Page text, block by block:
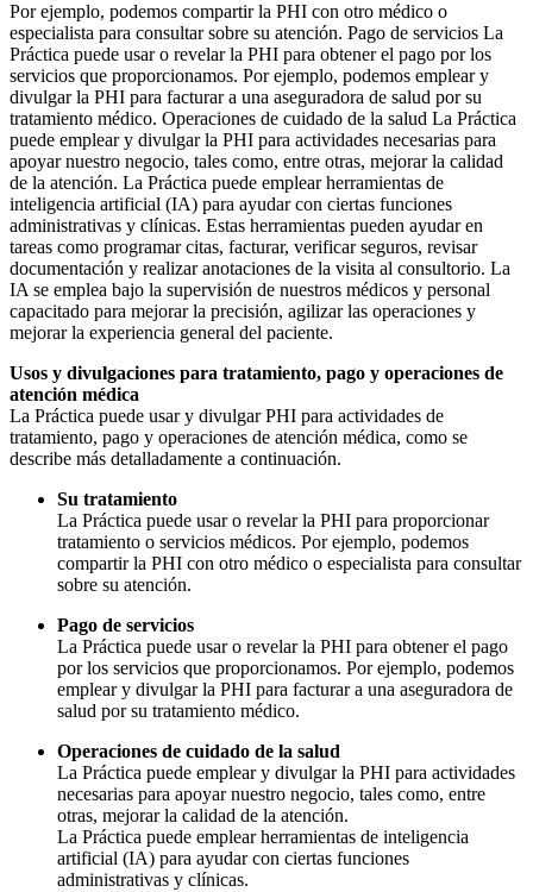
Por ejemplo, podemos compartir la PHI con otro médico o
especialista para consultar sobre su atención. Pago de servicios La
Práctica puede usar o revelar la PHI para obtener el pago por los
servicios que proporcionamos. Por ejemplo, podemos emplear y
divulgar la PHI para facturar a una aseguradora de salud por su
tratamiento médico. Operaciones de cuidado de la salud La Práctica
puede emplear y divulgar la PHI para actividades necesarias para
apoyar nuestro negocio, tales como, entre otras, mejorar la calidad
de la atención. La Práctica puede emplear herramientas de
inteligencia artificial (IA) para ayudar con ciertas funciones
administrativas y clínicas. Estas herramientas pueden ayudar en
tareas como programar citas, facturar, verificar seguros, revisar
documentación y realizar anotaciones de la visita al consultorio. La
IA se emplea bajo la supervisión de nuestros médicos y personal
capacitado para mejorar la precisión, agilizar las operaciones y
mejorar la experiencia general del paciente.
Usos y divulgaciones para tratamiento, pago y operaciones de
atención médica
La Práctica puede usar y divulgar PHI para actividades de
tratamiento, pago y operaciones de atención médica, como se
describe más detalladamente a continuación.
Su tratamiento
La Práctica puede usar o revelar la PHI para proporcionar
tratamiento o servicios médicos. Por ejemplo, podemos
compartir la PHI con otro médico o especialista para consultar
sobre su atención.
Pago de servicios
La Práctica puede usar o revelar la PHI para obtener el pago
por los servicios que proporcionamos. Por ejemplo, podemos
emplear y divulgar la PHI para facturar a una aseguradora de
salud por su tratamiento médico.
Operaciones de cuidado de la salud
La Práctica puede emplear y divulgar la PHI para actividades
necesarias para apoyar nuestro negocio, tales como, entre
otras, mejorar la calidad de la atención.
La Práctica puede emplear herramientas de inteligencia
artificial (IA) para ayudar con ciertas funciones
administrativas y clínicas.